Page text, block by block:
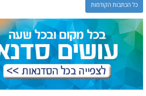
כל הכתבות הקודמות